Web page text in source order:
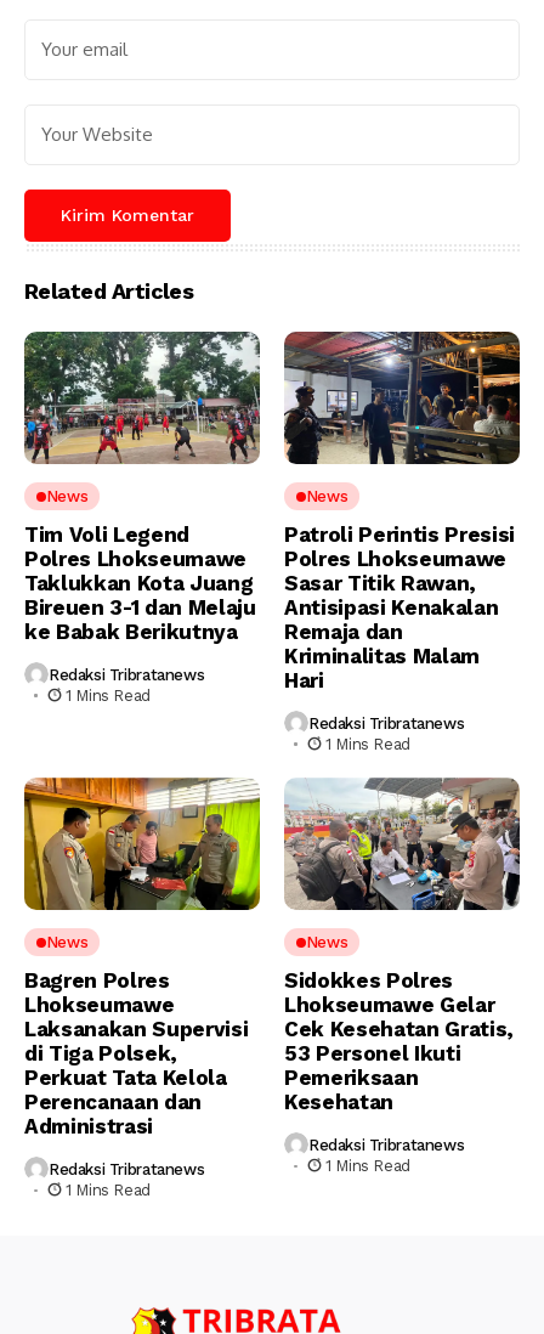
Related Articles
News
Tim Voli Legend
Polres Lhokseumawe
Taklukkan Kota Juang
Bireuen 3-1 dan Melaju
ke Babak Berikutnya
Redaksi Tribratanews
1 Mins Read
News
Patroli Perintis Presisi
Polres Lhokseumawe
Sasar Titik Rawan,
Antisipasi Kenakalan
Remaja dan
Kriminalitas Malam
Hari
Redaksi Tribratanews
1 Mins Read
News
Bagren Polres
Lhokseumawe
Laksanakan Supervisi
di Tiga Polsek,
Perkuat Tata Kelola
Perencanaan dan
Administrasi
Redaksi Tribratanews
1 Mins Read
News
Sidokkes Polres
Lhokseumawe Gelar
Cek Kesehatan Gratis,
53 Personel Ikuti
Pemeriksaan
Kesehatan
Redaksi Tribratanews
1 Mins Read